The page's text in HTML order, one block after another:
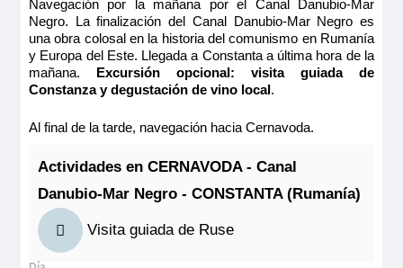
13.00m
Ocupación máxima
2
Categoría
5 anclas
Último camarote
Reservar
Camarote amplio y cómodo con balcón francés y ventanal
corredero, cama grande separable, baño (lavabo, ducha y
fuerte y radio. Situado en el puente superior con grandes
ventanas panorámicas correderas, ofrece una vista
Tamaño
9.00m2
2
Navegación por la mañana por el Canal Danubio-Mar
Negro. La finalización del Canal Danubio-Mar Negro es
una obra colosal en la historia del comunismo en Rumanía
y Europa del Este. Llegada a Constanta a última hora de la
mañana. Excursión opcional: visita guiada de
Constanza y degustación de vino local.
Al final de la tarde, navegación hacia Cernavoda.
Actividades en CERNAVODA - Canal
Danubio-Mar Negro - CONSTANTA (Rumanía)
Visita guiada de Ruse